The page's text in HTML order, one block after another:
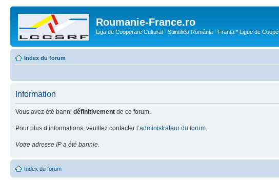
Roumanie-France.ro
Liga de Cooperare Cultural - Stiintifica România - Franta * Ligue de
Index du forum
Information
Vous avez été banni définitivement de ce forum.
Pour plus d’informations, veuillez contacter l’administrateur du forum
Votre adresse IP a été bannie.
Index du forum